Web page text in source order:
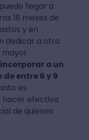
llegar a
18 meses de
y en
dedicar a otro
mayor
a un
entre 6 y 9
es
efectiva
de quienes